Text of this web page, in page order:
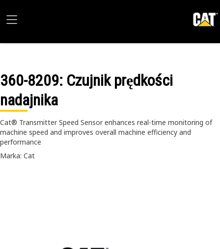
360-8209: Czujnik prędkości
nadajnika
Cat® Transmitter Speed Sensor enhances real-time monitoring of
machine speed and improves overall machine efficiency and
performance
Marka: Cat